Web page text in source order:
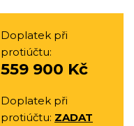
Doplatek při
protiúčtu:
559 900 Kč
Doplatek při
protiúčtu: ZADAT